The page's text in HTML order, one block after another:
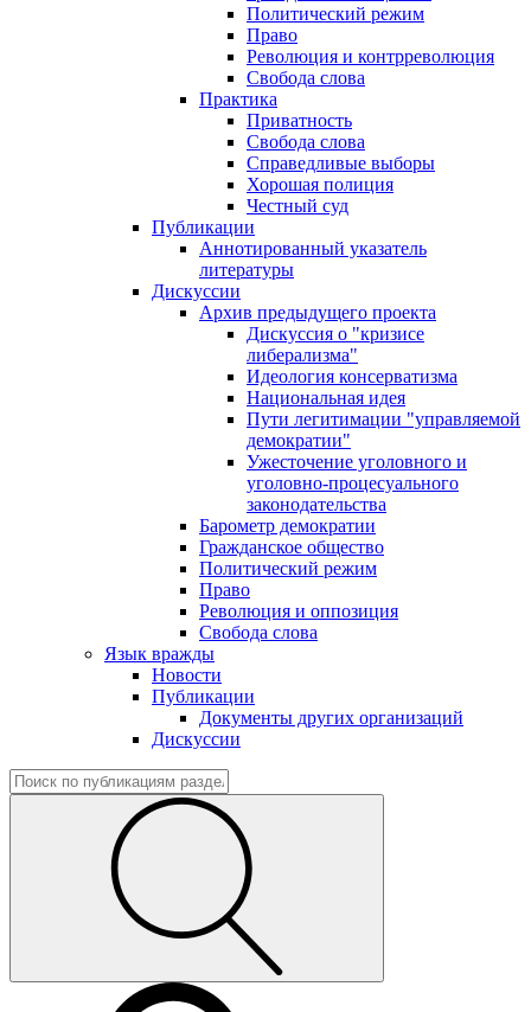
Политический режим
Право
Революция и контрреволюция
Свобода слова
Практика
Приватность
Свобода слова
Справедливые выборы
Хорошая полиция
Честный суд
Публикации
Аннотированный указатель
литературы
Дискуссии
Архив предыдущего проекта
Дискуссия о "кризисе
либерализма"
Идеология консерватизма
Национальная идея
Пути легитимации "управляемой
демократии"
Ужесточение уголовного и
уголовно-процесуального
законодательства
Барометр демократии
Гражданское общество
Политический режим
Право
Революция и оппозиция
Свобода слова
Язык вражды
Новости
Публикации
Документы других организаций
Дискуссии